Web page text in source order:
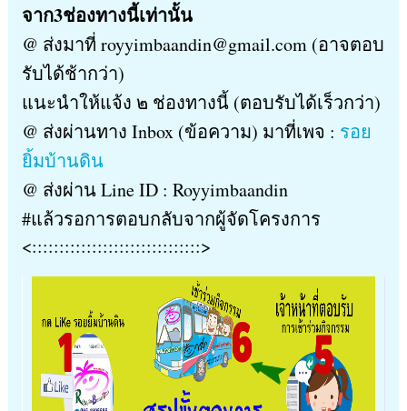
จาก3ช่องทางนี้เท่านั้น
@ ส่งมาที่ royyimbaandin@gmail.com (อาจตอบ
รับได้ช้ากว่า)
แนะนำให้แจ้ง ๒ ช่องทางนี้ (ตอบรับได้เร็วกว่า)
@ ส่งผ่านทาง Inbox (ข้อความ) มาที่เพจ : รอย
ยิ้มบ้านดิน
@ ส่งผ่าน Line ID : Royyimbaandin
#แล้วรอการตอบกลับจากผู้จัดโครงการ
<:::::::::::::::::::::::::::::::>